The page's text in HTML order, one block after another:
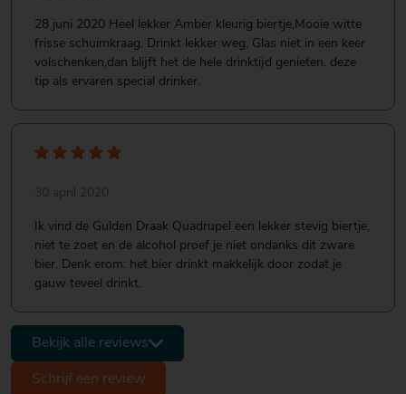
28 juni 2020 Heel lekker Amber kleurig biertje,Mooie witte
frisse schuimkraag. Drinkt lekker weg, Glas niet in een keer
volschenken,dan blijft het de hele drinktijd genieten. deze
tip als ervaren special drinker.
30 april 2020
Ik vind de Gulden Draak Quadrupel een lekker stevig biertje,
niet te zoet en de alcohol proef je niet ondanks dit zware
bier. Denk erom: het bier drinkt makkelijk door zodat je
gauw teveel drinkt.
Schrijf een review
Bekijk alle reviews